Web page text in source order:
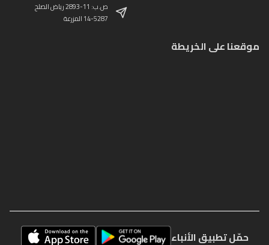
ص.ب: 11-2893 رياض الصلح
14-5287 المزرعة
موقعنا على الخريطة
حمّل تطبيق الأنباء